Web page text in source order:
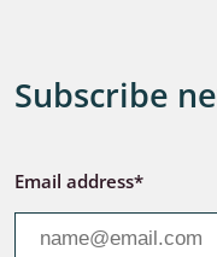
Subscribe
Email address*